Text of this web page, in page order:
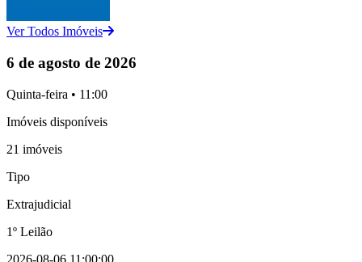
Ver Todos Imóveis
6 de agosto de 2026
Quinta-feira • 11:00
Imóveis disponíveis
21 imóveis
Tipo
Extrajudicial
1º Leilão
2026-08-06 11:00:00